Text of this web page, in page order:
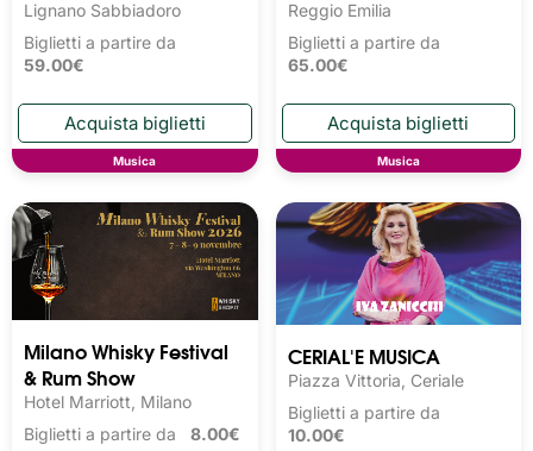
Lignano Sabbiadoro
Biglietti a partire da
59.00€
Musica
Reggio Emilia
Biglietti a partire da
65.00€
Musica
Milano Whisky Festival
& Rum Show
Hotel Marriott, Milano
Biglietti a partire da 8.00€
CERIAL'E MUSICA
Piazza Vittoria, Ceriale
Biglietti a partire da
10.00€